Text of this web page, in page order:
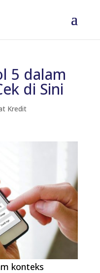
5 dalam
di Sini
Kredit
konteks